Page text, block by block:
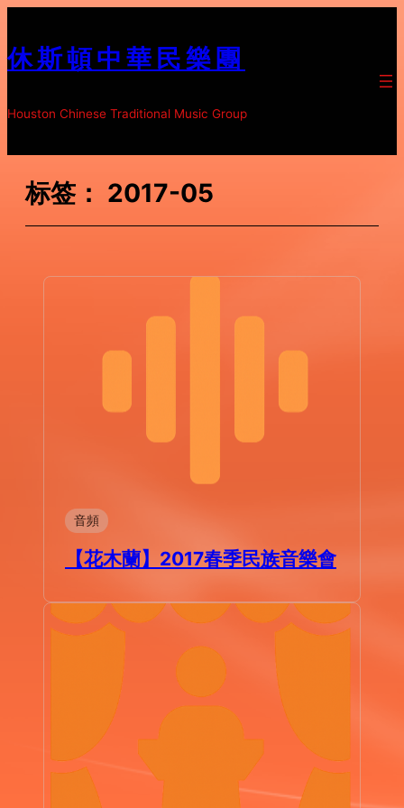
至
内
容
休斯頓中華民樂團
Houston Chinese Traditional Music Group
标签： 2017-05
音頻
【花木蘭】2017春季民族音樂會